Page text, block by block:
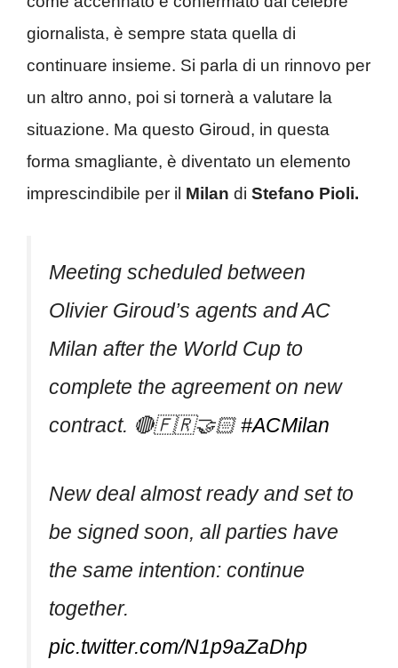
giornalista, è sempre stata quella di
continuare insieme. Si parla di un rinnovo per
un altro anno, poi si tornerà a valutare la
situazione. Ma questo Giroud, in questa
forma smagliante, è diventato un elemento
imprescindibile per il Milan di Stefano Pioli.
Meeting scheduled between
Olivier Giroud’s agents and AC
Milan after the World Cup to
complete the agreement on new
contract. 🔴🇫🇷🤝🏻#ACMilan
New deal almost ready and set to
be signed soon, all parties have
the same intention: continue
together.
pic.twitter.com/N1p9aZaDhp